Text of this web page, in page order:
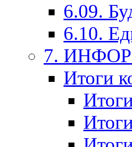
6.09.
6.10.
7.
Итоги